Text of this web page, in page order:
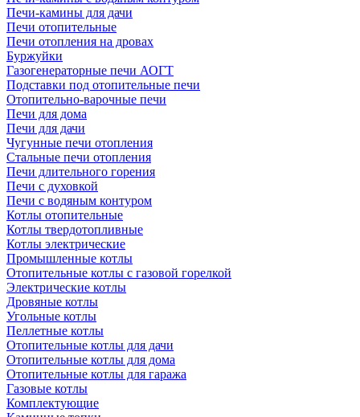
Печи-камины для дачи
Печи отопительные
Печи отопления на дровах
Буржуйки
Газогенераторные печи АОГТ
Подставки под отопительные печи
Отопительно-варочные печи
Печи для дома
Печи для дачи
Чугунные печи отопления
Стальные печи отопления
Печи длительного горения
Печи с духовкой
Печи с водяным контуром
Котлы отопительные
Котлы твердотопливные
Котлы электрические
Промышленные котлы
Отопительные котлы с газовой горелкой
Электрические котлы
Дровяные котлы
Угольные котлы
Пеллетные котлы
Отопительные котлы для дачи
Отопительные котлы для дома
Отопительные котлы для гаража
Газовые котлы
Комплектующие